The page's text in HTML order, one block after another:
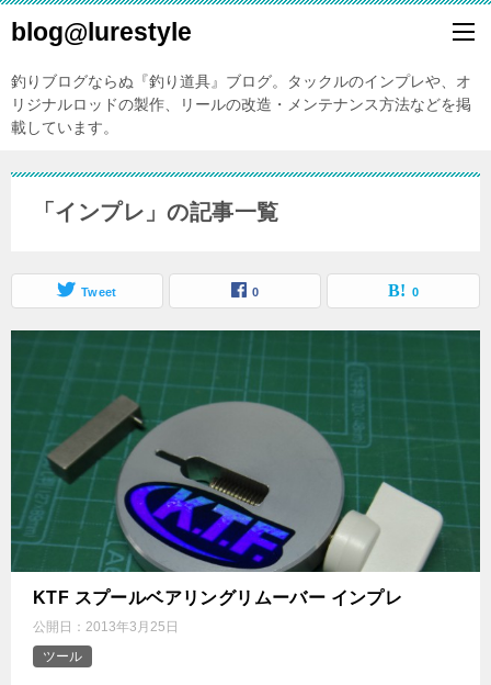
blog@lurestyle
釣りブログならぬ『釣り道具』ブログ。タックルのインプレや、オ
リジナルロッドの製作、リールの改造・メンテナンス方法などを掲
載しています。
「インプレ」の記事一覧
Tweet 0 0
KTF スプールベアリングリムーバー インプレ
公開日： 2013年3月25日
ツール